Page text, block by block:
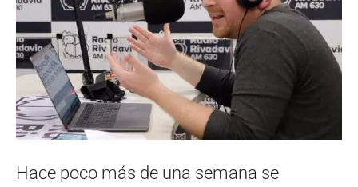
Hace poco más de una semana se